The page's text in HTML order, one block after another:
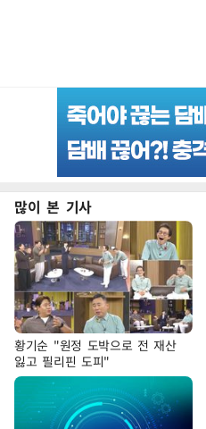
많이 본 기사
황기순 "원정 도박으로 전 재산
잃고 필리핀 도피"